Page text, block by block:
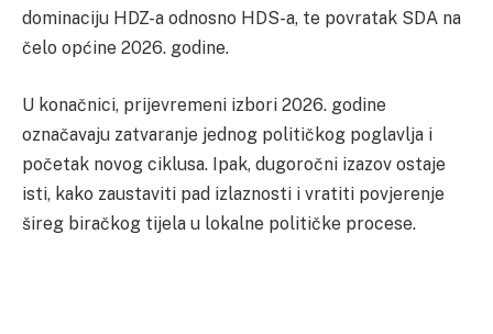
dominaciju HDZ-a odnosno HDS-a, te povratak SDA na
čelo općine 2026. godine.
U konačnici, prijevremeni izbori 2026. godine
označavaju zatvaranje jednog političkog poglavlja i
početak novog ciklusa. Ipak, dugoročni izazov ostaje
isti, kako zaustaviti pad izlaznosti i vratiti povjerenje
šireg biračkog tijela u lokalne političke procese.